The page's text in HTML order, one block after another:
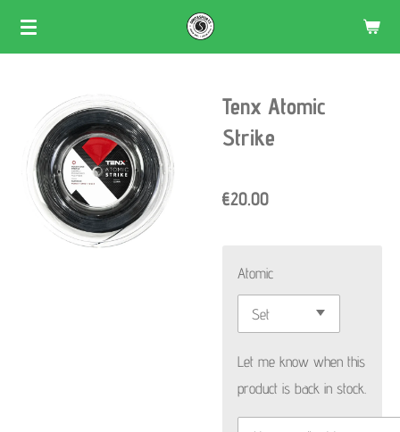
Skip
content
Tenx Atomic
Strike
€20.00
Atomic
Let me know when this
product is back in stock.